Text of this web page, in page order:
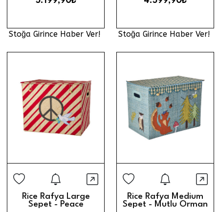
Stoğa Girince Haber Ver! Stoğa Girince Haber Ver!
Stoğa Girince Haber Ver
Hızlı Görünüm
Rice Rafya Large
Sepet - Peace
Stoğa
Rice Rafya Medium
Sepet - Mutlu Orman